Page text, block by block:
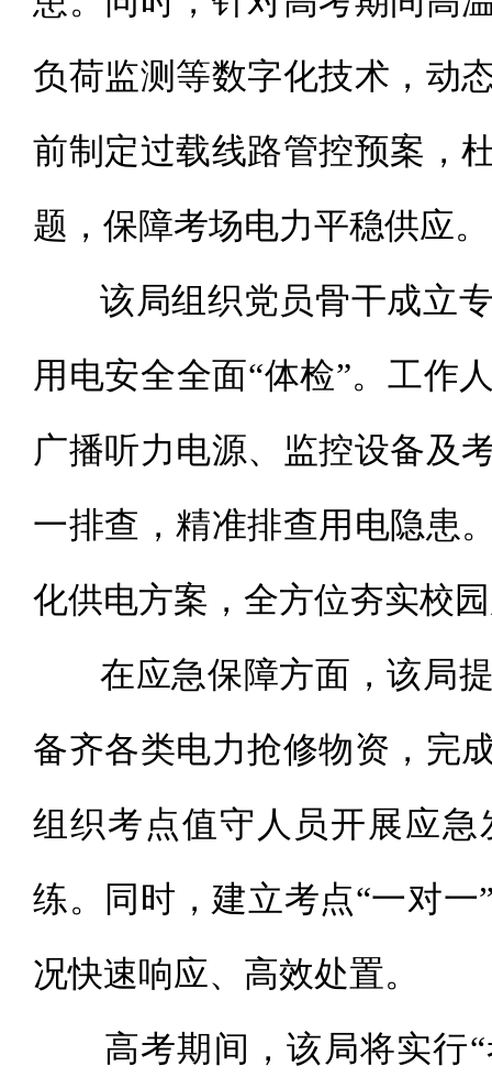
负荷监测等数字化技术，动
前制定过载线路管控预案，
题，保障考场电力平稳供应。
该局组织党员骨干成立专
用电安全全面“体检”。工作
广播听力电源、监控设备及
一排查，精准排查用电隐患
化供电方案，全方位夯实校
在应急保障方面，该局提
备齐各类电力抢修物资，完
组织考点值守人员开展应
练。同时，建立考点“一对
况快速响应、高效处置。
高考期间，该局将实行“